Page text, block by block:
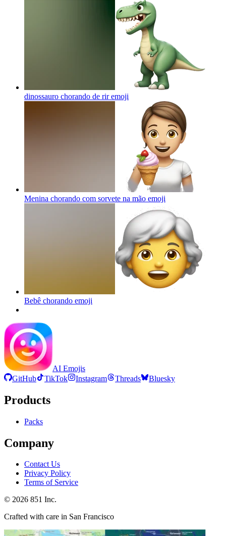
dinossauro chorando de riremoji
Menina chorando com sorvete na mão emoji
Bebê chorando emoji
AI Emojis
GitHub
TikTok Instagram Threads Bluesky
Products
Packs
Company
Contact Us
Privacy Policy
Terms of Service
© 2026 851 Inc.
Crafted with care in San Francisco